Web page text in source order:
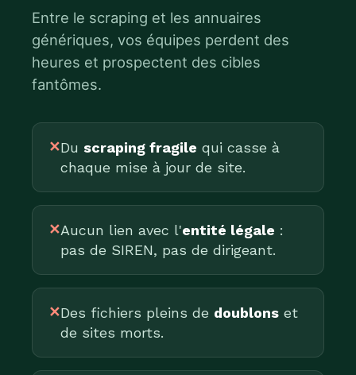
Entre le scraping et les annuaires
génériques, vos équipes perdent des
heures et prospectent des cibles
fantômes.
✕Du scraping fragile qui casse à
chaque mise à jour de site.
✕Aucun lien avec l'entité légale :
pas de SIREN, pas de dirigeant.
✕Des fichiers pleins de doublons et
de sites morts.